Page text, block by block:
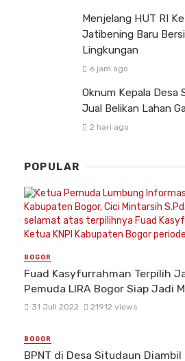
Menjelang HUT RI
Jatibening Baru
Lingkungan
6 jam ago
Oknum Kepala Desa
Jual Belikan Lahan
2 hari ago
POPULAR
BOGOR
Fuad Kasyfurrahman Terpilih
Pemuda LIRA Bogor Siap Jadi
31 Juli 2022 21912 views
BOGOR
BPNT di Desa Situdaun Diambil